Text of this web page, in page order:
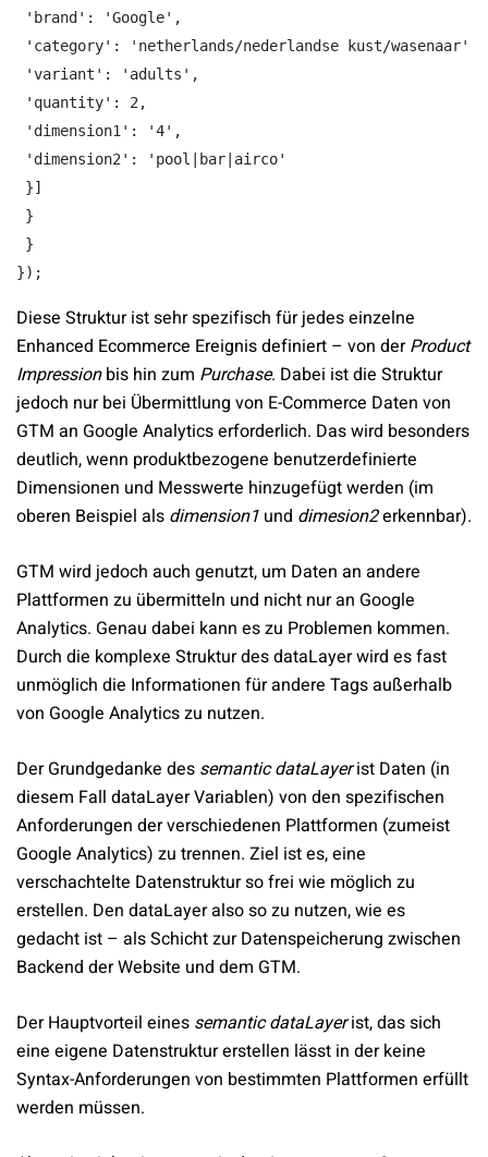
'brand': 'Google',
'category': 'netherlands/nederlandse kust/wasenaar',
'variant': 'adults',
'quantity': 2,
'dimension1': '4',
'dimension2': 'pool|bar|airco'
}]
}
}
Diese Struktur ist sehr spezifisch für jedes einzelne
Enhanced Ecommerce Ereignis definiert – von derProduct
Impressionbis hin zum Purchase. Dabei ist die Struktur
jedoch nur bei Übermittlung von E-Commerce Daten von
GTM an Google Analytics erforderlich. Das wird besonders
deutlich, wenn produktbezogene benutzerdefinierte
Dimensionen und Messwerte hinzugefügt werden (im
oberen Beispiel als dimension1 und dimesion2erkennbar).
GTM wird jedoch auch genutzt, um Daten an andere
Plattformen zu übermitteln und nicht nur an Google
Analytics. Genau dabei kann es zu Problemen kommen.
Durch die komplexe Struktur des dataLayer wird es fast
unmöglich die Informationen für andere Tags außerhalb
von Google Analytics zu nutzen.
Der Grundgedanke des semantic dataLayerist Daten (in
diesem Fall dataLayer Variablen) von den spezifischen
Anforderungen der verschiedenen Plattformen (zumeist
Google Analytics) zu trennen. Ziel ist es, eine
verschachtelte Datenstruktur so frei wie möglich zu
erstellen. Den dataLayer also so zu nutzen, wie es
gedacht ist – als Schicht zur Datenspeicherung zwischen
Backend der Website und dem GTM.
Der Hauptvorteil eines semantic dataLayerist, das sich
eine eigene Datenstruktur erstellen lässt in der keine
Syntax-Anforderungen von bestimmten Plattformen erfüllt
werden müssen.